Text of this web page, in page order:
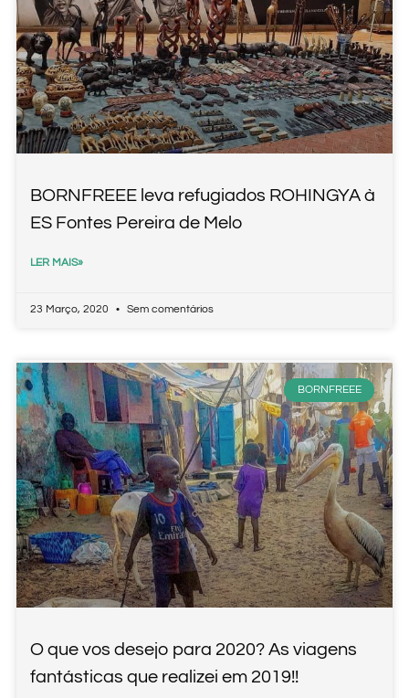
BORNFREEE leva refugiados ROHINGYA à
ES Fontes Pereira de Melo
LER MAIS»
23 Março, 2020 Sem comentários
BORNFREEE
O que vos desejo para 2020? As viagens
fantásticas que realizei em 2019!!